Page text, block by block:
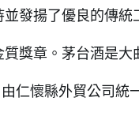
發揚了優良的傳
獎章。茅台酒是
仁懷縣外貿公司